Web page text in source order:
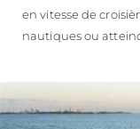
en vitesse de
nautiques ou